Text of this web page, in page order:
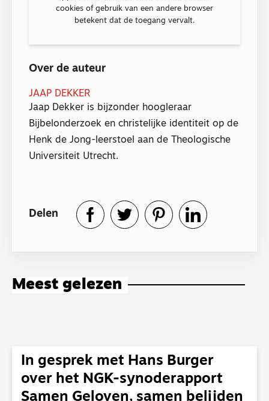
cookies of gebruik van een andere browser
betekent dat de toegang vervalt.
Over de auteur
JAAP DEKKER
Jaap Dekker is bijzonder hoogleraar
Bijbelonderzoek en christelijke identiteit op de
Henk de Jong-leerstoel aan de Theologische
Universiteit Utrecht.
Delen
Meest gelezen
In gesprek met Hans Burger
over het NGK-synoderapport
Samen Geloven, samen belijden